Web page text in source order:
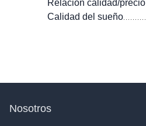
Relación calidad/precio
Calidad del sueño
Nosotros